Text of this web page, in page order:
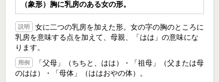
（象形）胸に乳房のある女の形。
説明
女に二つの乳房を加えた形。女の字の胸のところに
乳房を意味する点を加えて、母親、「はは」の意味にな
ります。
用例
「父母」（ちちと、はは）・「祖母」（父または母
のはは）・「母体」（ははおやの体）。